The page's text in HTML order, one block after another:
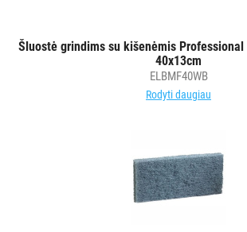
KITOS
PREKĖS
Šluostė grindims su kišenėmis Professional
40x13cm
ELBMF40WB
Rodyti daugiau